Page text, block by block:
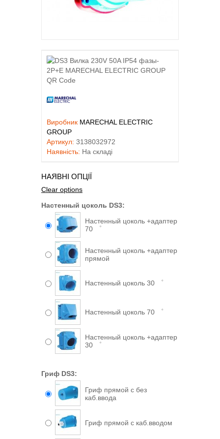
Виробник MARECHAL ELECTRIC
GROUP
Артикул: 3138032972
Наявність: На складі
НАЯВНІ ОПЦІЇ
Clear options
Настенный цоколь DS3:
Настенный цоколь +адаптер
70 ゜
Настенный цоколь +адаптер
прямой
Настенный цоколь 30 ゜
Настенный цоколь 70 ゜
Настенный цоколь +адаптер
30 ゜
Гриф DS3:
Гриф прямой с без
каб.ввода
Гриф прямой с каб.вводом